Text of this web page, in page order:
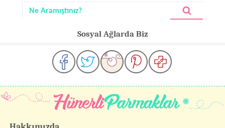
Sosyal Ağlarda Biz